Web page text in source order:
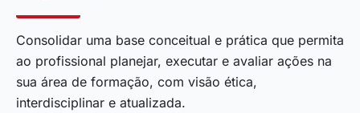
Consolidar uma base conceitual e prática que permita
ao profissional planejar, executar e avaliar ações na
sua área de formação, com visão ética,
interdisciplinar e atualizada.